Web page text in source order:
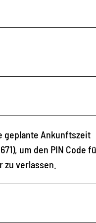
geplante Ankunftszeit
um den PIN Code
verlassen.